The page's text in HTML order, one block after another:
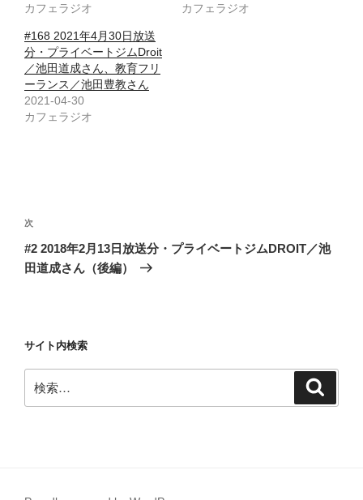
カフェラジオ
カフェラジオ
#168 2021年4月30日放送
分・プライベートジムDroit
／池田道成さん、教育フリ
ーランス／池田豊教さん
2021-04-30
カフェラジオ
稿
ナ
ビ
ョ
次
の
投
次
#2 2018年2月13日放送分・プライベートジムDROIT／池
田道成さん（後編）
サイト内検索
索: